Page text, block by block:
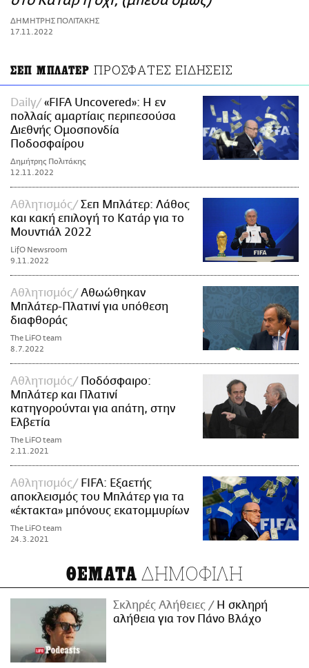
ΑΜΠΑ
PRINT
ΔΗΜΗΤΡΗΣ ΠΟΛΙΤΑΚΗΣ
17.11.2022
ΣΕΠ ΜΠΛΑΤΕΡ ΠΡΟΣΦΑΤΕΣ ΕΙΔΗΣΕΙΣ
Daily
«FIFA Uncovered»: Η εν
πολλαίς αμαρτίαις περιπεσούσα
Διεθνής Ομοσπονδία
Ποδοσφαίρου
Δημήτρης Πολιτάκης
12.11.2022
Αθλητισμός
Σεπ Μπλάτερ: Λάθος
και κακή επιλογή το Κατάρ για το
Μουντιάλ 2022
LifO Newsroom
9.11.2022
Αθλητισμός
Αθωώθηκαν
Μπλάτερ-Πλατινί για υπόθεση
διαφθοράς
The LiFO team
8.7.2022
Αθλητισμός
Ποδόσφαιρο:
Μπλάτερ και Πλατινί
κατηγορούνται για απάτη, στην
Ελβετία
The LiFO team
2.11.2021
Αθλητισμός
FIFA: Εξαετής
αποκλεισμός του Μπλάτερ για τα
«έκτακτα» μπόνους εκατομμυρίων
The LiFO team
24.3.2021
ΘΕΜΑΤΑ ΔΗΜΟΦΙΛΗ
Σκληρές Αλήθειες
H σκληρή
αλήθεια για τον Πάνο Βλάχο